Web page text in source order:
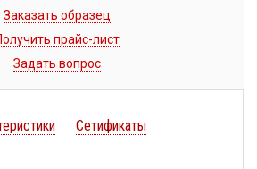
Заказать образец
прайс-лист
Задать вопрос
Сетификаты